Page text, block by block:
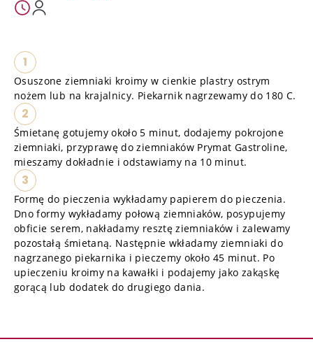
1
Osuszone ziemniaki kroimy w cienkie plastry ostrym
nożem lub na krajalnicy. Piekarnik nagrzewamy do 180 C.
2
Śmietanę gotujemy około 5 minut, dodajemy pokrojone
ziemniaki, przyprawę do ziemniaków Prymat Gastroline,
mieszamy dokładnie i odstawiamy na 10 minut.
3
Formę do pieczenia wykładamy papierem do pieczenia.
Dno formy wykładamy połową ziemniaków, posypujemy
obficie serem, nakładamy resztę ziemniaków i zalewamy
pozostałą śmietaną. Następnie wkładamy ziemniaki do
nagrzanego piekarnika i pieczemy około 45 minut. Po
upieczeniu kroimy na kawałki i podajemy jako zakąskę
gorącą lub dodatek do drugiego dania.